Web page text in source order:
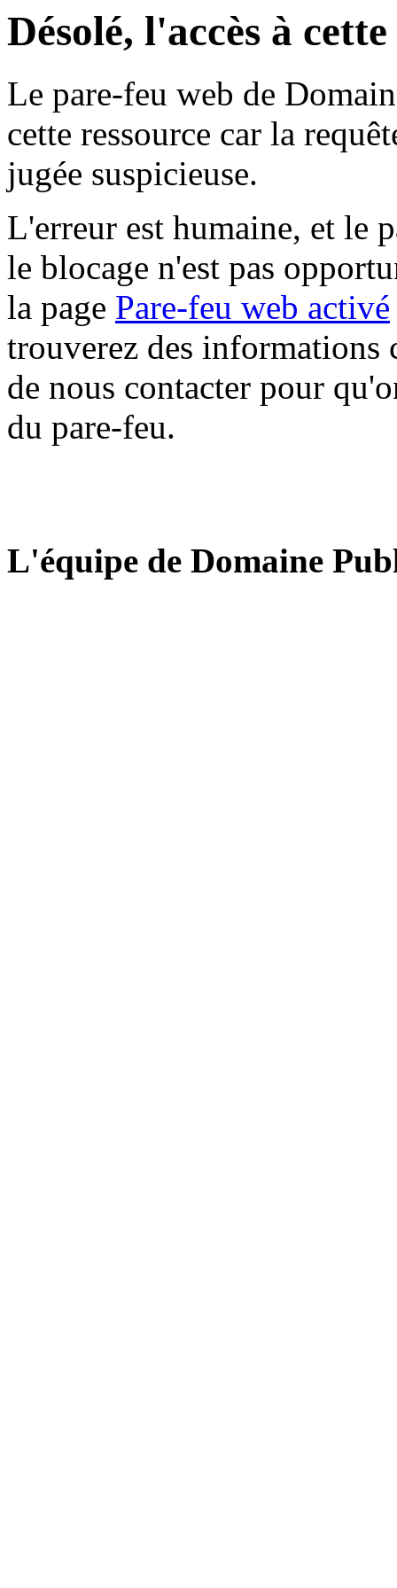
Désolé, l'accès à
Le pare-feu web de
cette ressource car la
jugée suspicieuse.
L'erreur est humaine, et le
le blocage n'est pas
la page Pare-feu web activé
trouverez des informations
de nous contacter pour
du pare-feu.
L'équipe de Domaine